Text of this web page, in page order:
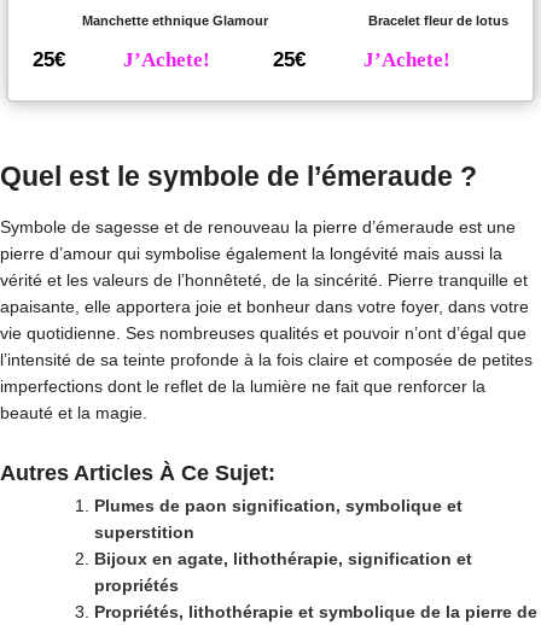
Manchette ethnique Glamour
25€ J’Achete!
Bracelet fleur de lotus
25€ J’Achete!
Quel est le symbole de l’émeraude ?
Symbole de sagesse et de renouveau la pierre d’émeraude est une
pierre d’amour qui symbolise également la longévité mais aussi la
vérité et les valeurs de l’honnêteté, de la sincérité. Pierre tranquille et
apaisante, elle apportera joie et bonheur dans votre foyer, dans votre
vie quotidienne. Ses nombreuses qualités et pouvoir n’ont d’égal que
l’intensité de sa teinte profonde à la fois claire et composée de petites
imperfections dont le reflet de la lumière ne fait que renforcer la
beauté et la magie.
Autres Articles À Ce Sujet:
Plumes de paon signification, symbolique et
superstition
Bijoux en agate, lithothérapie, signification et
propriétés
Propriétés, lithothérapie et symbolique de la pierre de